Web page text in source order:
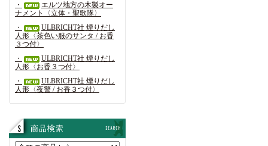
・
エルツ地方の木製オー
ナメント〈立体・聖歌隊〉
・
ULBRICHT社 煙りだし
人形〈茶色い服のサンタ / お香
３つ付〉
・
ULBRICHT社 煙りだし
人形〈お香３つ付〉
・
ULBRICHT社 煙りだし
人形〈夜警 / お香３つ付〉